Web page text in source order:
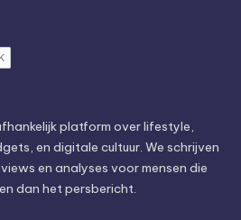
platform over lifestyle,
en digitale cultuur. We schrijven
en analyses voor mensen die
dan het persbericht.